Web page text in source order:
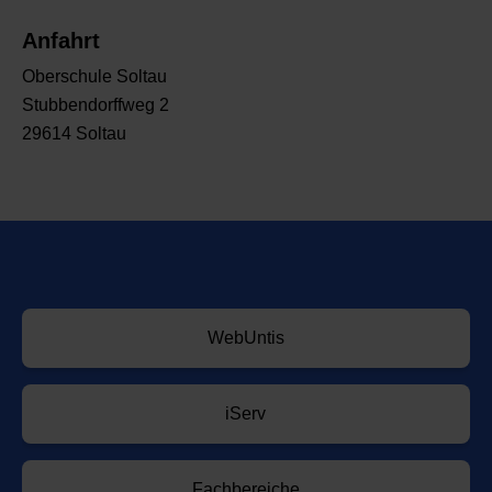
Anfahrt
Oberschule Soltau
Stubbendorffweg 2
29614 Soltau
WebUntis
iServ